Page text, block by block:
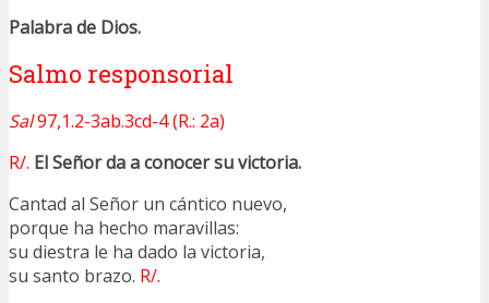
Palabra de Dios.
Salmo responsorial
Sal97,1.2-3ab.3cd-4 (R.: 2a)
R/. El Señor da a conocer su victoria.
Cantad al Señor un cántico nuevo,
porque ha hecho maravillas:
su diestra le ha dado la victoria,
su santo brazo. R/.